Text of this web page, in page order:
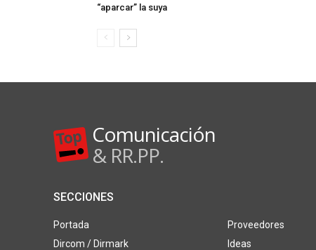
“aparcar” la suya
Comunicación
& RR.PP.
SECCIONES
Portada
Dircom / Dirmark
Proveedores
Ideas